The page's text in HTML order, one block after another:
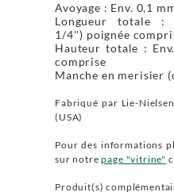
Avoyage : Env. 0,1
Longueur totale :
1/4'') poignée
Hauteur totale :
comprise
Manche en merisier
Fabriqué par Lie-
(USA)
Pour des informations
sur notrepage "vitrine"
Produit(s)